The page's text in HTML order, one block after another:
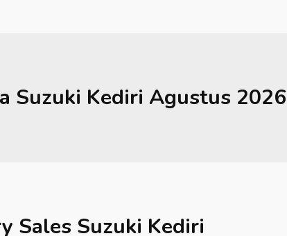
Suzuki Kediri Agustus 2026
Sales Suzuki Kediri